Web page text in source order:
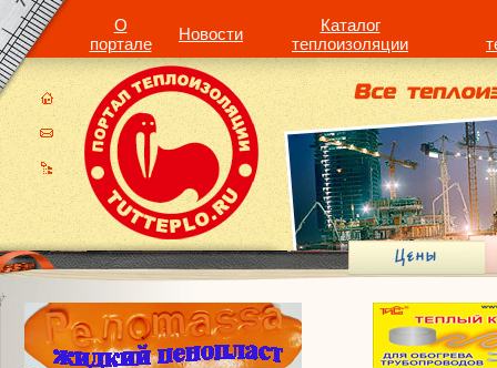
О
портале
Новости
Каталог
теплоизоляции